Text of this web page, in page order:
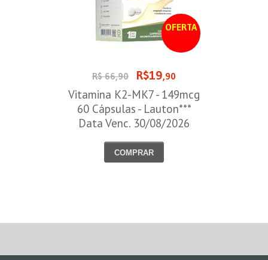
OFERTA
R$ 66,90 R$19,90
Vitamina K2-MK7 - 149mcg
60 Cápsulas - Lauton***
Data Venc. 30/08/2026
COMPRAR